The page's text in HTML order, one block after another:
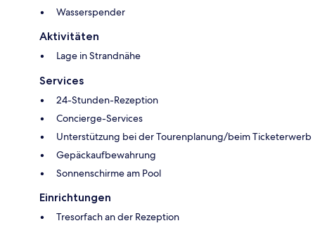
Wasserspender
Aktivitäten
Lage in Strandnähe
Services
24-Stunden-Rezeption
Concierge-Services
Unterstützung bei der Tourenplanung/beim Ticketerwerb
Gepäckaufbewahrung
Sonnenschirme am Pool
Einrichtungen
Tresorfach an der Rezeption